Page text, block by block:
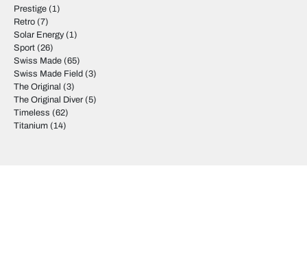
Prestige (1)
Retro (7)
Solar Energy(1)
Sport (26)
Swiss Made (65)
Swiss Made Field (3)
The Original (3)
The Original Diver (5)
Timeless (62)
Titanium (14)